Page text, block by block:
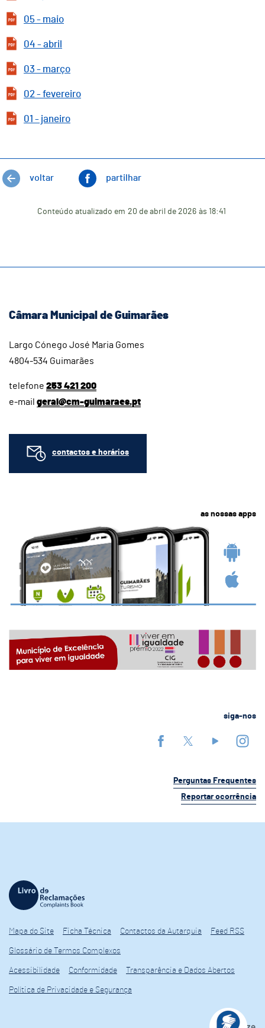
05 - maio
04 - abril
03 - março
02 - fevereiro
01 - janeiro
voltar partilhar
Conteúdo atualizado em 20 de abril de 2026 às 18:41
Câmara Municipal de Guimarães
Largo Cónego José Maria Gomes
4804-534 Guimarães
telefone 253 421 200
e-mail geral@cm-guimaraes.pt
contactos e horários
as nossas apps
siga-nos
Perguntas Frequentes
Reportar ocorrência
Mapa do Site Ficha Técnica Contactos da Autarquia Feed RSS
Glossário de Termos Complexos
Acessibilidade Conformidade Transparência e Dados Abertos
Política de Privacidade e Segurança